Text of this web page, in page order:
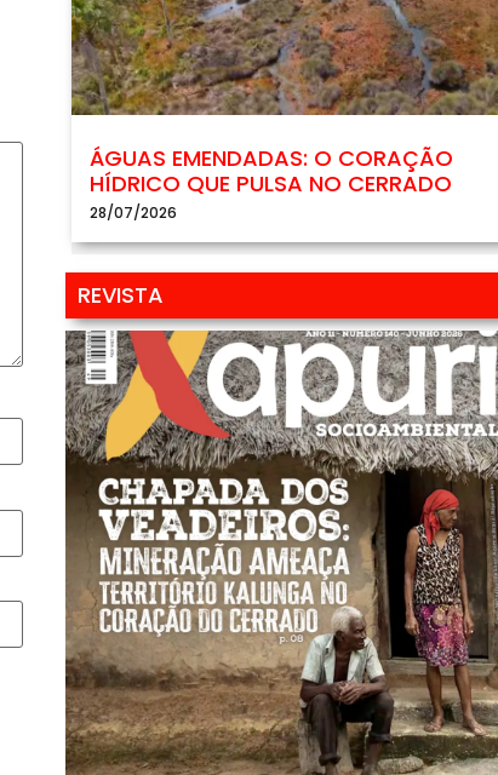
ÁGUAS EMENDADAS: O CORAÇÃO
HÍDRICO QUE PULSA NO CERRADO
28/07/2026
REVISTA